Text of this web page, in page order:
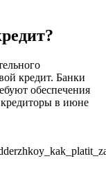
кредит. Банки
обеспечения
в июне